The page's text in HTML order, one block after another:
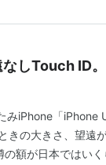
しTouch ID
みiPhone「iPhone
きの大きさ、望遠
額が日本ではい